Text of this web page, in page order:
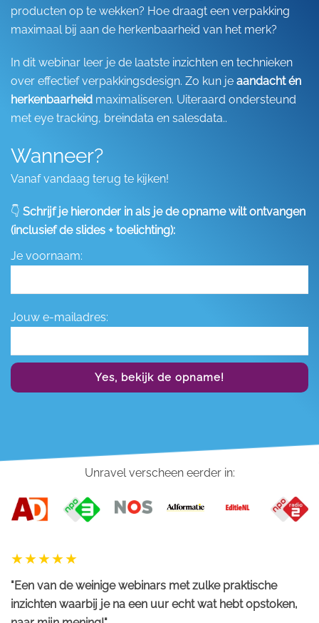
producten op te wekken? Hoe draagt een verpakking
maximaal bij aan de herkenbaarheid van het merk?
In dit webinar leer je de laatste inzichten en technieken
over effectief verpakkingsdesign. Zo kun je aandacht én
herkenbaarheid maximaliseren. Uiteraard ondersteund
met eye tracking, breindata en salesdata..
Wanneer?
Vanaf vandaag terug te kijken!
👇 Schrijf je hieronder in als je de opname wilt ontvangen
(inclusief de slides + toelichting):
Je voornaam:
Jouw e-mailadres:
Yes, bekijk de opname!
Unravel verscheen eerder in:
"Een van de weinige webinars met zulke praktische
inzichten waarbij je na een uur echt wat hebt opstoken,